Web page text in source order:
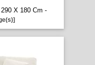
X 180 Cm -